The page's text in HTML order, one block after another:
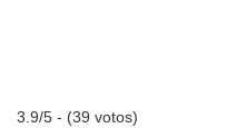
3.9/5 - (39 votos)